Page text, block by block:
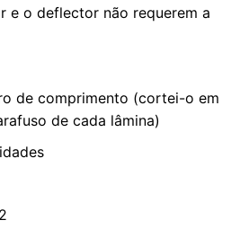
e o deflector não requerem a
de comprimento (cortei-o em
de cada lâmina)